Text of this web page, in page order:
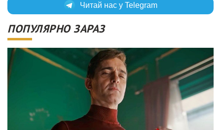
Читай нас у Telegram
ПОПУЛЯРНО ЗАРАЗ